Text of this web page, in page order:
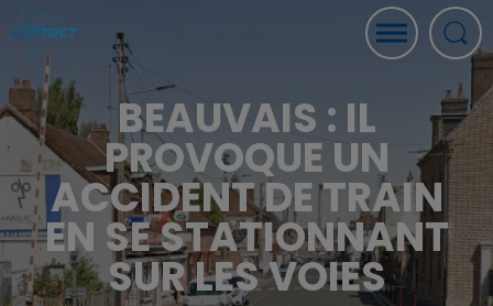
BEAUVAIS : IL
PROVOQUE UN
ACCIDENT DE TRAIN
EN SE STATIONNANT
SUR LES VOIES